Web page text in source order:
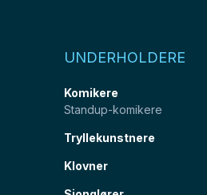
UNDERHOLDERE
Komikere
Standup-komikere
Tryllekunstnere
Klovner